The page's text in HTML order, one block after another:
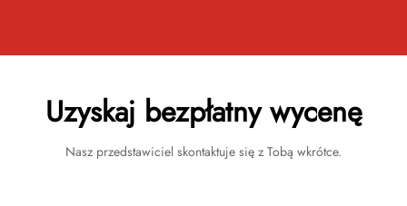
Uzyskaj bezpłatny wycenę
Nasz przedstawiciel skontaktuje się z Tobą wkrótce.